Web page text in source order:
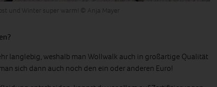
und Winter super warm! © Anja Mayer
langlebig, weshalb man Wollwalk auch in großartige Qualität
sich dann auch noch den ein oder anderen Euro!